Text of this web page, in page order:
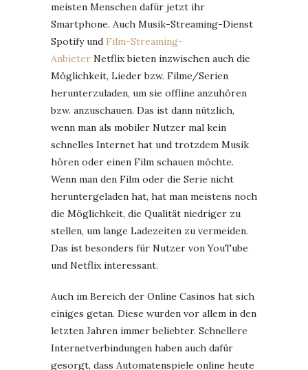
meisten Menschen dafür jetzt ihr
Smartphone. Auch Musik-Streaming-Dienst
Spotify und Film-Streaming-
Anbieter Netflix bieten inzwischen auch die
Möglichkeit, Lieder bzw. Filme/Serien
herunterzuladen, um sie offline anzuhören
bzw. anzuschauen. Das ist dann nützlich,
wenn man als mobiler Nutzer mal kein
schnelles Internet hat und trotzdem Musik
hören oder einen Film schauen möchte.
Wenn man den Film oder die Serie nicht
heruntergeladen hat, hat man meistens noch
die Möglichkeit, die Qualität niedriger zu
stellen, um lange Ladezeiten zu vermeiden.
Das ist besonders für Nutzer von YouTube
und Netflix interessant.
Auch im Bereich der Online Casinos hat sich
einiges getan. Diese wurden vor allem in den
letzten Jahren immer beliebter. Schnellere
Internetverbindungen haben auch dafür
gesorgt, dass Automatenspiele online heute